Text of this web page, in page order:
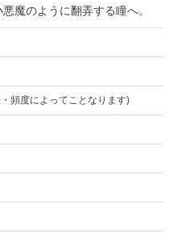
魔のように翻弄する瞳へ。
頻度によってことなります)